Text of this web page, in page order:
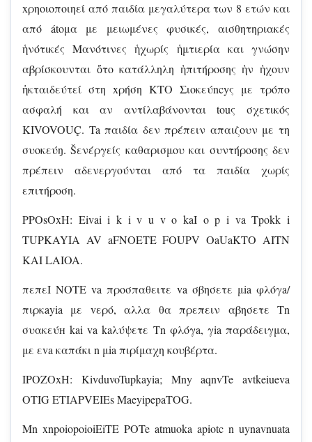
xρηοιοποιηεί από παιδία μεγαλύτερα των 8 ετών και
από átομα με μειωμένες φυσικές, αισθητηριακές
ἡνότικές Μανότινες ἡχωρίς ἡμτιερία και γνώσην
αβρίσκουνται ὄτο κατάλληλη ἡπιτήροσης ἡν ἡχουν
ἡκταιδεύτεί στη xρήση ΚΤΟ Σιοκεύncyς με τρόπο
ασφαλή και αν αντίλαβάνονται touς σχετικός
KIVOVOUÇ. Ta παιδία δεν πρέπειν απαιζουν με τη
συοκεύŋ. Šενέργείς καθαρισμου και συντήροσης δεν
πρέπειν αδενεργούνται από τα παιδία χωρίς
επιτήροση.
PPOsOxH: Eivai i k i v u v o kaI o p i va Tpokk i
TUPKAYIA AV aFNOETE FOUPV OaUaKTO AITN
KAI LAIOA.
πεπεI NOTE va προσπαθειτε va σβησετε μia φλόγa/
πιρκayia με vερό, αλλα θα πρεπειν αβησετε Tn
συακεύн kai va kaλύψετε Tn φλόγa, γia παράδειγμα,
με εva καπάκι n μia πιρίμαχη κουβέρτα.
IPOZOxH: KivduvoTupkayia; Mny aqnvTe avtkeiueva
OTIG ETIAPVEIEs MaeyipepaTOG.
Mn xnpoiopoioiEiTE POTe atmuoka apiotc n uynavnuata